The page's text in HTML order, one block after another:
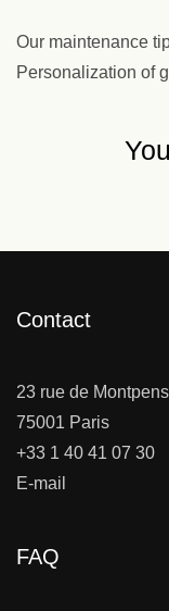
Our maintenance
Personalization of
Contact
23 rue de
75001 Paris
+33 1 40 41 07 30
E-mail
FAQ